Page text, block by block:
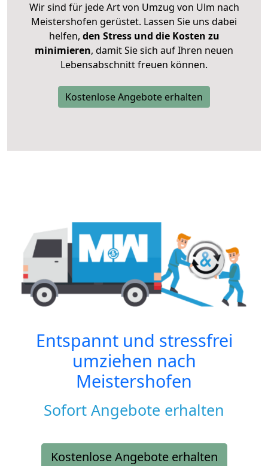
Wir sind für jede Art von Umzug von Ulm nach
Meistershofen gerüstet. Lassen Sie uns dabei
helfen, den Stress und die Kosten zu
minimieren, damit Sie sich auf Ihren neuen
Lebensabschnitt freuen können.
Kostenlose Angebote erhalten
Entspannt und stressfrei
umziehen nach
Meistershofen
Sofort Angebote erhalten
Kostenlose Angebote erhalten